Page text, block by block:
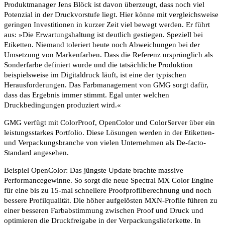
Produktmanager Jens Blöck ist davon überzeugt, dass noch viel
Potenzial in der Druckvorstufe liegt. Hier könne mit vergleichsweise
geringen Investitionen in kurzer Zeit viel bewegt werden. Er führt
aus: »Die Erwartungshaltung ist deutlich gestiegen. Speziell bei
Etiketten. Niemand toleriert heute noch Abweichungen bei der
Umsetzung von Markenfarben. Dass die Referenz ursprünglich als
Sonderfarbe definiert wurde und die tatsächliche Produktion
beispielsweise im Digitaldruck läuft, ist eine der typischen
Herausforderungen. Das Farbmanagement von GMG sorgt dafür,
dass das Ergebnis immer stimmt. Egal unter welchen
Druckbedingungen produziert wird.«
GMG verfügt mit ColorProof, OpenColor und ColorServer über ein
leistungsstarkes Portfolio. Diese Lösungen werden in der Etiketten-
und Verpackungsbranche von vielen Unternehmen als De-facto-
Standard angesehen.
Beispiel OpenColor: Das jüngste Update brachte massive
Performancegewinne. So sorgt die neue Spectral MX Color Engine
für eine bis zu 15-mal schnellere Proofprofilberechnung und noch
bessere Profilqualität. Die höher aufgelösten MXN-Profile führen zu
einer besseren Farbabstimmung zwischen Proof und Druck und
optimieren die Druckfreigabe in der Verpackungslieferkette. In